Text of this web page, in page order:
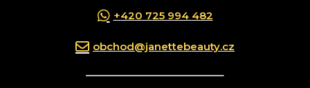
+420 725 994 482
obchod@janettebeauty.cz